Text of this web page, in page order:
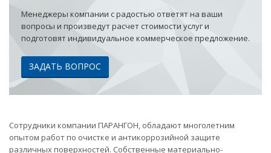
Менеджеры компании с радостью ответят на ваши
вопросы и произведут расчет стоимости услуг и
подготовят индивидуальное коммерческое предложение.
ЗАДАТЬ ВОПРОС
Сотрудники компании ПАРАНГОН, обладают многолетним
опытом работ по очистке и антикоррозийной защите
различных поверхностей. Собственные материально-